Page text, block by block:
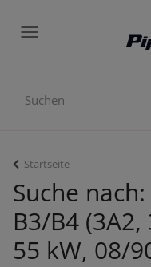
Startseite
Suche nach:
B3/B4 (3A2,
55 kW, 08/